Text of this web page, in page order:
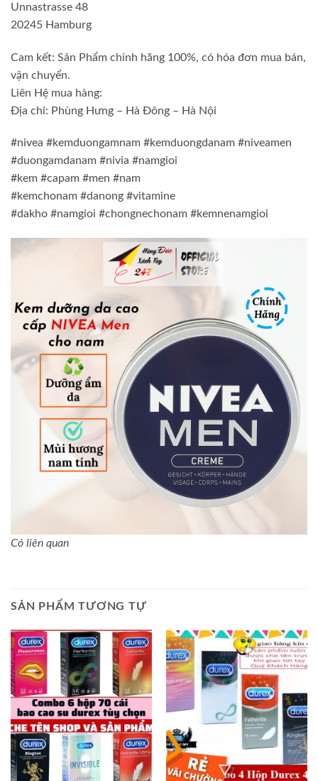
Unnastrasse 48
20245 Hamburg
Cam kết: Sản Phẩm chính hãng 100%, có hóa đơn mua bán,
vận chuyển.
Liên Hệ mua hàng:
Địa chỉ: Phùng Hưng – Hà Đông – Hà Nội
#nivea #kemduongamnam #kemduongdanam #niveamen
#duongamdanam #nivia #namgioi
#kem #capam #men #nam
#kemchonam #danong #vitamine
#dakho #namgioi #chongnechonam #kemnenamgioi
Có liên quan
SẢN PHẨM TƯƠNG TỰ